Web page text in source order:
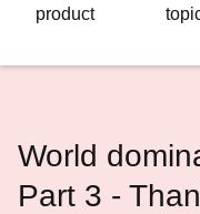
product
World
Part 3 -